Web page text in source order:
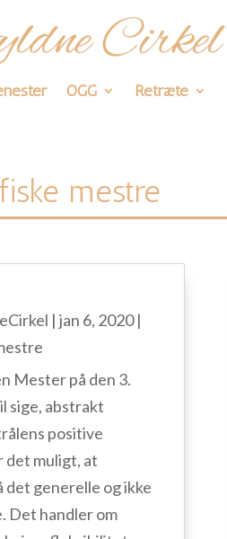
OGG Retræte
mestre
| jan 6, 2020|
Mester på den 3.
sige, abstrakt
positive
det muligt, at
det generelle og ikke
Det handler om